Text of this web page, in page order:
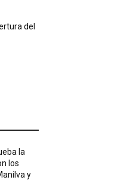
del
la
los
y